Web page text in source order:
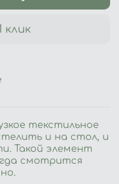
клик
текстильное
и на стол, и
Такой элемент
смотрится